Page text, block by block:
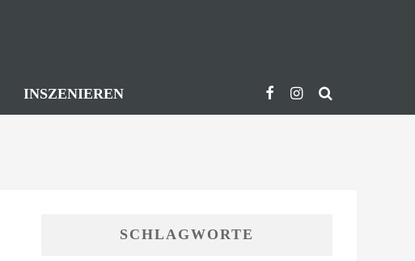
INSZENIEREN
SCHLAGWORTE